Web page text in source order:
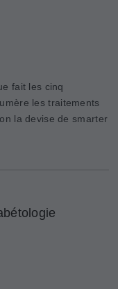
fait les cinq
les traitements
la devise de smarter